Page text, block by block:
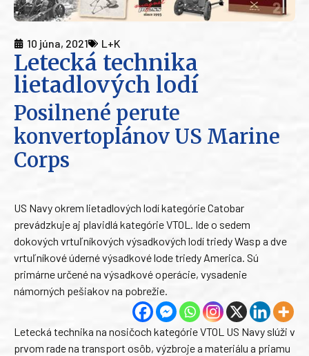
10 júna, 2021 L+K
Letecká technika
lietadlových lodí
Posilnené perute
konvertoplánov US Marine
Corps
US Navy okrem lietadlových lodí kategórie Catobar
prevádzkuje aj plavidlá kategórie VTOL. Ide o sedem
dokových vrtuľníkových výsadkových lodí triedy Wasp a dve
vrtuľníkové úderné výsadkové lode triedy America. Sú
primárne určené na výsadkové operácie, vysadenie
námorných pešiakov na pobrežie.
Letecká technika na nosičoch kategórie VTOL US Navy slúži v
prvom rade na transport osôb, výzbroje a materiálu a priamu